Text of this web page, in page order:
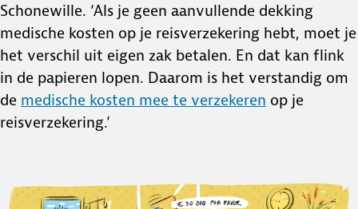
Schonewille. ‘Als je geen aanvullende dekking
medische kosten op je reisverzekering hebt, moet je
het verschil uit eigen zak betalen. En dat kan flink
in de papieren lopen. Daarom is het verstandig om
de medische kosten mee te verzekeren op je
reisverzekering.’